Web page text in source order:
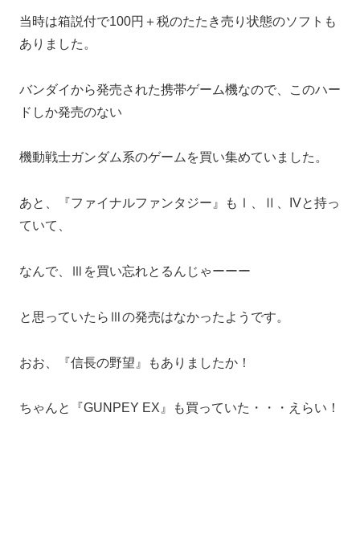
当時は箱説付で100円＋税のたたき売り状態のソフトも
ありました。
バンダイから発売された携帯ゲーム機なので、このハー
ドしか発売のない
機動戦士ガンダム系のゲームを買い集めていました。
あと、『ファイナルファンタジー』もⅠ、Ⅱ、IVと持っ
ていて、
なんで、Ⅲを買い忘れとるんじゃーーー
と思っていたらⅢの発売はなかったようです。
おお、『信長の野望』もありましたか！
ちゃんと『GUNPEY EX』も買っていた・・・えらい！